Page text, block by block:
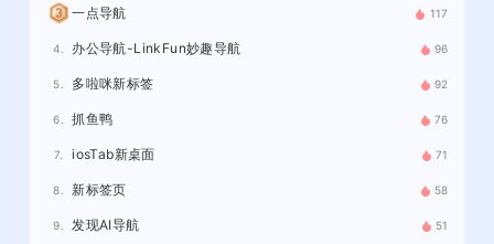
一点导航 117
4. 办公导航-LinkFun妙趣导航 96
5. 多啦咪新标签 92
6. 抓鱼鸭 76
7. iosTab新桌面 71
8. 新标签页 58
9. 发现AI导航 51